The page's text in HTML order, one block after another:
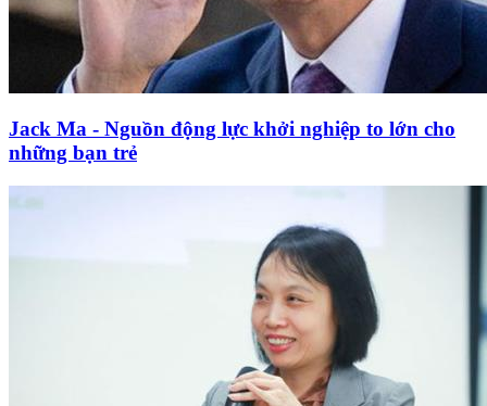
Jack Ma - Nguồn động lực khởi nghiệp to lớn cho
những bạn trẻ